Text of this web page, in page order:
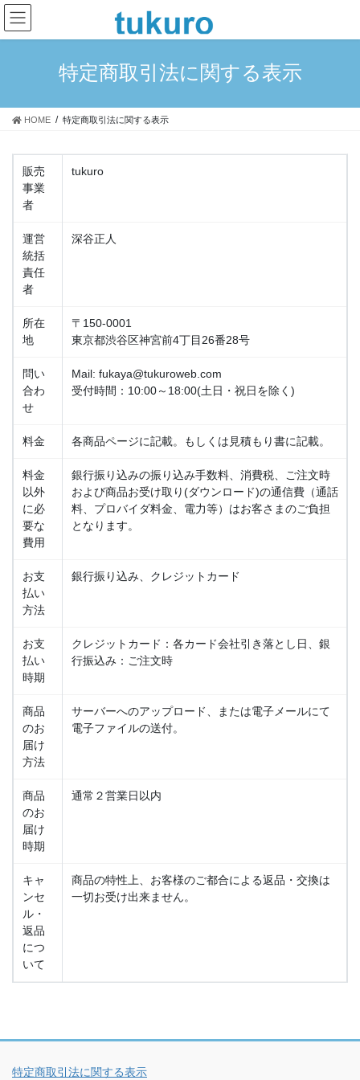
コ
ン
テ
ス
ナ
ビ
ゲ
ン
特定商取引法に関する表示
HOME 特定商取引法に関する表示
販売
事業
者
tukuro
運営
統括
責任
者
深谷正人
所在
地
〒150-0001
東京都渋谷区神宮前4丁目26番28号
問い
合わ
せ
Mail: fukaya@tukuroweb.com
受付時間：10:00～18:00(土日・祝日を除く)
料金 各商品ページに記載。もしくは見積もり書に記載。
料金
以外
に必
要な
費用
銀行振り込みの振り込み手数料、消費税、ご注文時
および商品お受け取り(ダウンロード)の通信費（通話
料、プロバイダ料金、電力等）はお客さまのご負担
となります。
お支
払い
方法
銀行振り込み、クレジットカード
お支
払い
時期
クレジットカード：各カード会社引き落とし日、銀
行振込み：ご注文時
商品
のお
届け
方法
サーバーへのアップロード、または電子メールにて
電子ファイルの送付。
商品
のお
届け
時期
通常２営業日以内
キャ
ンセ
ル・
返品
につ
いて
商品の特性上、お客様のご都合による返品・交換は
一切お受け出来ません。
特定商取引法に関する表示